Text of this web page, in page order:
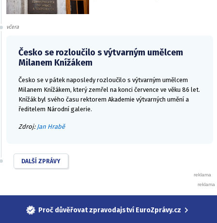
včera
Česko se rozloučilo s výtvarným umělcem
Milanem Knížákem
Česko se v pátek naposledy rozloučilo s výtvarným umělcem
Milanem Knížákem, který zemřel na konci července ve věku 86 let.
Knížák byl svého času rektorem Akademie výtvarných umění a
ředitelem Národní galerie.
Zdroj: Jan Hrabě
DALŠÍ ZPRÁVY
Proč důvěřovat zpravodajství EuroZprávy.cz